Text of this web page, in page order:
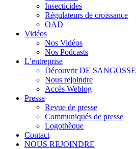
Insecticides
Régulateurs de croissance
OAD
Vidéos
Nos Vidéos
Nos Podcasts
L’entreprise
Découvrir DE SANGOSSE
Nous rejoindre
Accès Weblog
Presse
Revue de presse
Communiqués de presse
Logothèque
Contact
NOUS REJOINDRE